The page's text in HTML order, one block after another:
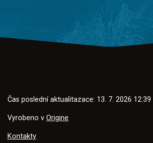
Čas poslední aktualitazace: 13. 7. 2026 12:39
Vyrobeno v Origine
Kontakty